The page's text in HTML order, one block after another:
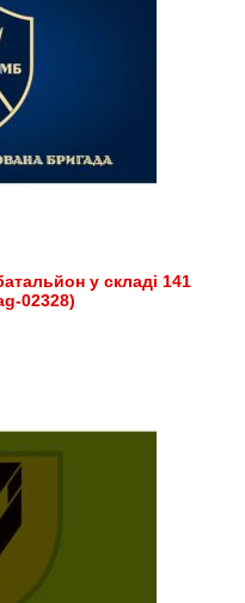
у складі 141
02328)